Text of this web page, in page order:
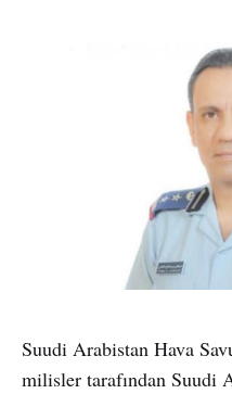
Suudi Arabistan Hava
milisler tarafından Suudi